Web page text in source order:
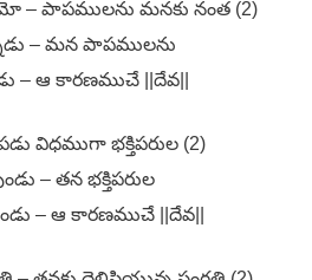
– పాపములను మనకు నంత (2)
– మన పాపములను
– ఆ కారణముచే ||దేవ||
విధముగా భక్తిపరుల (2)
– తన భక్తిపరుల
– ఆ కారణముచే ||దేవ||